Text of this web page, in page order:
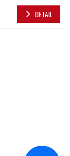
DETAIL